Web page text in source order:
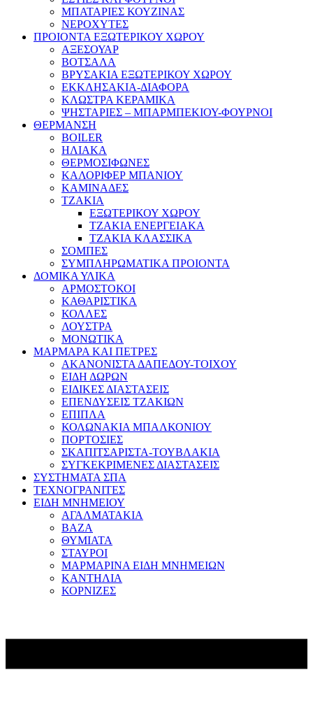
ΜΠΑΤΑΡΙΕΣ ΚΟΥΖΙΝΑΣ
ΝΕΡΟΧΥΤΕΣ
ΠΡΟΙΟΝΤΑ ΕΞΩΤΕΡΙΚΟΥ ΧΩΡΟΥ
ΑΞΕΣΟΥΑΡ
ΒΟΤΣΑΛΑ
ΒΡΥΣΑΚΙΑ ΕΞΩΤΕΡΙΚΟΥ ΧΩΡΟΥ
ΕΚΚΛΗΣΑΚΙΑ-ΔΙΑΦΟΡΑ
ΚΛΩΣΤΡΑ ΚΕΡΑΜΙΚΑ
ΨΗΣΤΑΡΙΕΣ – ΜΠΑΡΜΠΕΚΙΟΥ-ΦΟΥΡΝΟΙ
ΘΕΡΜΑΝΣΗ
BOILER
ΗΛΙΑΚΑ
ΘΕΡΜΟΣΙΦΩΝΕΣ
ΚΑΛΟΡΙΦΕΡ ΜΠΑΝΙΟΥ
ΚΑΜΙΝΑΔΕΣ
ΤΖΑΚΙΑ
ΕΞΩΤΕΡΙΚΟΥ ΧΩΡΟΥ
ΤΖΑΚΙΑ ΕΝΕΡΓΕΙΑΚΑ
ΤΖΑΚΙΑ ΚΛΑΣΣΙΚΑ
ΣΟΜΠΕΣ
ΣΥΜΠΛΗΡΩΜΑΤΙΚΑ ΠΡΟΙΟΝΤΑ
ΔΟΜΙΚΑ ΥΛΙΚΑ
ΑΡΜΟΣΤΟΚΟΙ
ΚΑΘΑΡΙΣΤΙΚΑ
ΚΟΛΛΕΣ
ΛΟΥΣΤΡΑ
ΜΟΝΩΤΙΚΑ
ΜΑΡΜΑΡΑ ΚΑΙ ΠΕΤΡΕΣ
ΑΚΑΝΟΝΙΣΤΑ ΔΑΠΕΔΟΥ-ΤΟΙΧΟΥ
ΕΙΔΗ ΔΩΡΩΝ
ΕΙΔΙΚΕΣ ΔΙΑΣΤΑΣΕΙΣ
ΕΠΕΝΔΥΣΕΙΣ ΤΖΑΚΙΩΝ
ΕΠΙΠΛΑ
ΚΟΛΩΝΑΚΙΑ ΜΠΑΛΚΟΝΙΟΥ
ΠΟΡΤΟΣΙΕΣ
ΣΚΑΠΙΤΣΑΡΙΣΤΑ-ΤΟΥΒΛΑΚΙΑ
ΣΥΓΚΕΚΡΙΜΕΝΕΣ ΔΙΑΣΤΑΣΕΙΣ
ΣΥΣΤΗΜΑΤΑ ΣΠΑ
ΤΕΧΝΟΓΡΑΝΙΤΕΣ
ΕΙΔΗ ΜΝΗΜΕΙΟΥ
ΑΓΑΛΜΑΤΑΚΙΑ
ΒΑΖΑ
ΘΥΜΙΑΤΑ
ΣΤΑΥΡΟΙ
ΜΑΡΜΑΡΙΝΑ ΕΙΔΗ ΜΝΗΜΕΙΩΝ
ΚΑΝΤΗΛΙΑ
ΚΟΡΝΙΖΕΣ